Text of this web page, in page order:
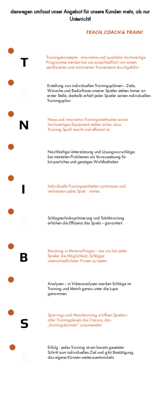
deswegen umfasst unser Angebot für unsere Kunden mehr, als nur
Unterricht!
TEACH, COACH & TRAIN!
T
N
I
B
S
Neue und innovative Trainingsmethoden sowie
hochwertiges Equipment stellen sicher, dass
Training Spaß macht und effizient ist.
Nachhaltige Unterstützung und Lösungsvorschläge
bei mentalen Problemen als Voraussetzung für
körperliches und geistiges Wohlbefinden
Individuelle Trainingseinheiten optimieren und
verbessern jedes Spiel - immer.
Schlagtechnikoptimierung und Taktiktraining
erhöhen die Effizienz des Spiels – garantiert.
Beratung in Materialfragen – bei uns hat jeder
Spieler die Möglichkeit, Schläger
unterschiedlichster Firmen zu testen.
Analysen – in Videoanalysen werden Schläge im
Training und Match genau unter die Lupe
genommen
Sparrings und Matchtraining eröffnen Spielern
aller Trainingslevels die Chance, das
„Trainingskönnen“ anzuwenden
Erfolg - jedes Training ist ein bereits gesetzter
Schritt zum individuellen Ziel und gibt Bestätigung,
das eigene Können weiterzuentwickeln.
Trainingskonzepte - innovative und qualitativ hochwertige
Programme werden bei uns ausschließlich von einem
zertifizierten und motivierten Trainerteam durchgeführt
Erstellung von individuellen Trainingsplänen – Ziele,
Wünsche und Bedürfnisse unserer Spieler stehen immer an
erster Stelle, deshalb erhält jeder Spieler seinen individuellen
Trainingsplan